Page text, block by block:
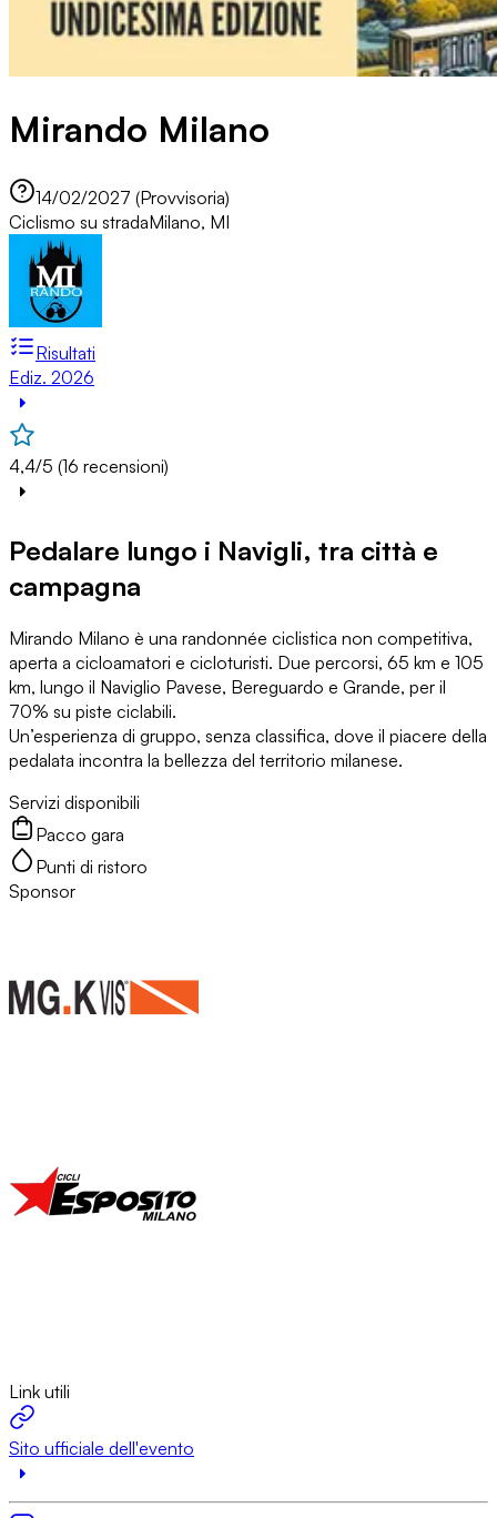
Mirando Milano
14/02/2027 (Provvisoria)
Ciclismo su stradaMilano, MI
Risultati
Ediz. 2026
4,4/5 (16 recensioni)
Pedalare lungo i Navigli, tra città e
campagna
Mirando Milano è una randonnée ciclistica non competitiva,
aperta a cicloamatori e cicloturisti. Due percorsi, 65 km e 105
km, lungo il Naviglio Pavese, Bereguardo e Grande, per il
70% su piste ciclabili.
Un’esperienza di gruppo, senza classifica, dove il piacere della
pedalata incontra la bellezza del territorio milanese.
Servizi disponibili
Pacco gara
Punti di ristoro
Sponsor
Link utili
Sito ufficiale dell'evento